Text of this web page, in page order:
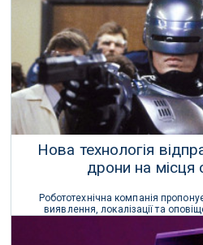
зону дії вантажних
21 Січня
Нова технологія
дрони на місця
Робототехнічна компанія
виявлення, локалізації та
злочину з